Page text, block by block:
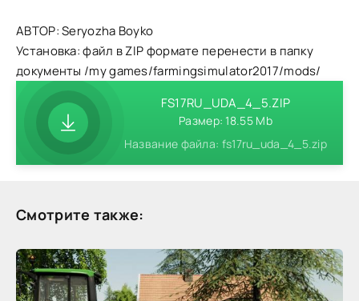
АВТОР: Seryozha Boyko
Установка: файл в ZIP формате перенести в папку
документы /my games/farmingsimulator2017/mods/
FS17RU_UDA_4_5.ZIP
Размер: 18.55 Mb
Название файла: fs17ru_uda_4_5.zip
Смотрите также: